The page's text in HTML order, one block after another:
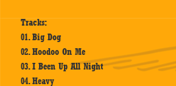
Tracks:
01. Big Dog
02. Hoodoo On Me
03. I Been Up All Night
04. Heavy